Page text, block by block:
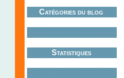
Catégories du blog
Statistiques